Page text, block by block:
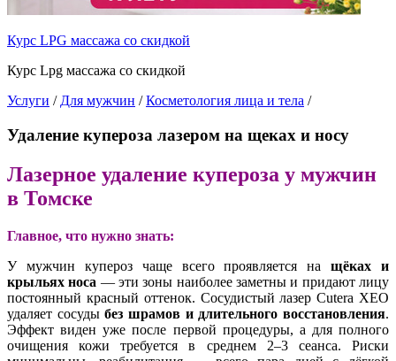
Курс LPG массажа со скидкой
Курс Lpg массажа со скидкой
Услуги / Для мужчин /Косметология лица и тела /
Удаление купероза лазером на щеках и носу
Лазерное удаление купероза у мужчин
в Томске
Главное, что нужно знать:
У мужчин купероз чаще всего проявляется нащёках и
крыльях носа — эти зоны наиболее заметны и придают лицу
постоянный красный оттенок. Сосудистый лазер Cutera XEO
удаляет сосудыбез шрамов и длительного восстановления.
Эффект виден уже после первой процедуры, а для полного
очищения кожи требуется в среднем 2–3 сеанса. Риски